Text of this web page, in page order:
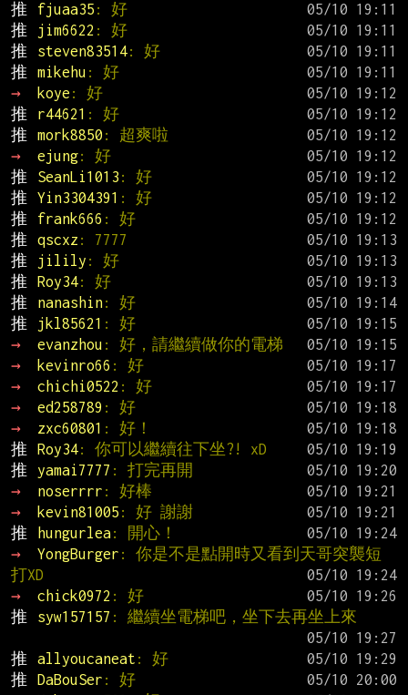
推
fjuaa35 : 好
推
jim6622 : 好
推
steven83514: 好
推
mikehu : 好
→
koye : 好
推
r44621 : 好
推
mork8850 : 超爽啦
→
ejung: 好
推
SeanLi1013 : 好
推
Yin3304391 : 好
推
frank666 : 好
推
qscxz : 7777
推
jilily : 好
推
Roy34: 好
推
nanashin: 好
推
jkl85621 : 好
→
evanzhou : 好，請繼續做你的電梯
→
kevinro66 : 好
→
chichi0522 : 好
→
ed258789 : 好
→
zxc60801 : 好！
推
Roy34: 你可以繼續往下坐?! xD
推
yamai7777 : 打完再開
→
noserrrr : 好棒
→
kevin81005 : 好 謝謝
推
hungurlea: 開心！
→
YongBurger : 你是不是點開時又看到天哥突襲短
打XD
→
chick0972 : 好
推
syw157157 : 繼續坐電梯吧，坐下去再坐上來
推
allyoucaneat : 好
推
DaBouSer : 好